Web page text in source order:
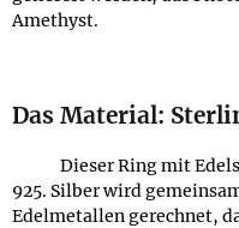
Amethyst.
Das Material:
Dieser Ring mit
925. Silber wird
Edelmetallen gerechnet,